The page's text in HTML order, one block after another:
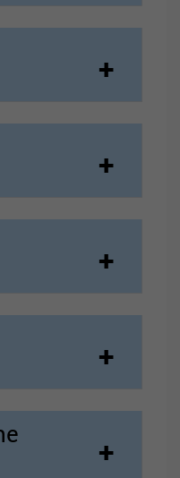
eindeutigen
Sie weniger gezielte
Seite externe
übertragen
haben. Hinweis auf
„nicht erforderlichen“
willigen Sie
ein, dass Ihre
Die USA werden vom
mit einem nach EU-
eingeschätzt.
dass Ihre Daten durch